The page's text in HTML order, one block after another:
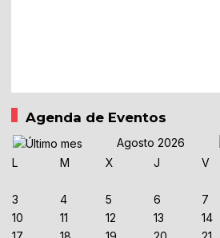
Agenda de Eventos
Agosto 2026
L
M X J V
3
4 5 6 7
10
11 12 13 14